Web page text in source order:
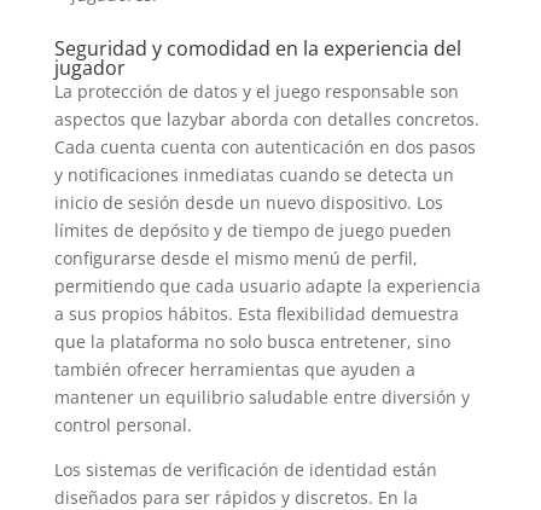
Seguridad y comodidad en la experiencia del
jugador
La protección de datos y el juego responsable son
aspectos que lazybar aborda con detalles concretos.
Cada cuenta cuenta con autenticación en dos pasos
y notificaciones inmediatas cuando se detecta un
inicio de sesión desde un nuevo dispositivo. Los
límites de depósito y de tiempo de juego pueden
configurarse desde el mismo menú de perfil,
permitiendo que cada usuario adapte la experiencia
a sus propios hábitos. Esta flexibilidad demuestra
que la plataforma no solo busca entretener, sino
también ofrecer herramientas que ayuden a
mantener un equilibrio saludable entre diversión y
control personal.
Los sistemas de verificación de identidad están
diseñados para ser rápidos y discretos. En la